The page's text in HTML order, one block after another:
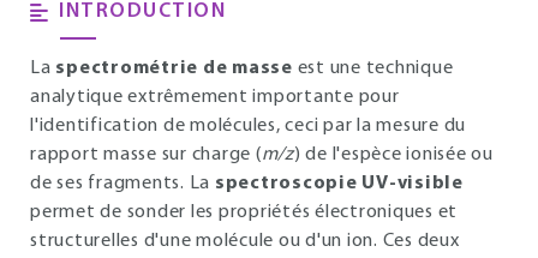
INTRODUCTION
La spectrométrie de masse est une technique
analytique extrêmement importante pour
l'identification de molécules, ceci par la mesure du
rapport masse sur charge (m/z) de l'espèce ionisée ou
de ses fragments. La spectroscopie UV-visible
permet de sonder les propriétés électroniques et
structurelles d'une molécule ou d'un ion. Ces deux